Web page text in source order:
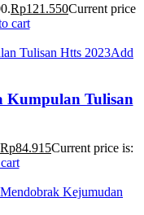
Rp121.550Current price
cart
Add
Kumpulan Tulisan
Rp84.915Current price is: